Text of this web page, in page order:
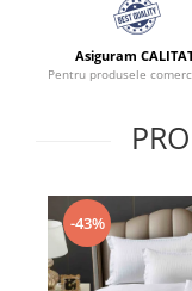
Asiguram
Pentru produsele
-43%